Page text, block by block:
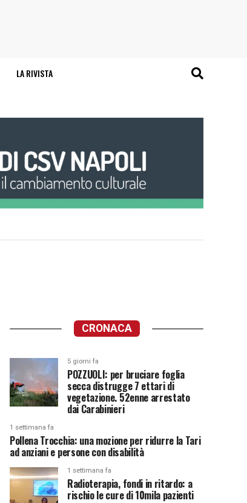
LA RIVISTA
CRONACA
5 giorni fa
POZZUOLI: per bruciare foglia
secca distrugge 7 ettari di
vegetazione. 52enne arrestato
dai Carabinieri
1 settimana fa
Pollena Trocchia: una mozione per ridurre la Tari
ad anziani e persone con disabilità
1 settimana fa
Radioterapia, fondi in ritardo: a
rischio le cure di 10mila pazienti